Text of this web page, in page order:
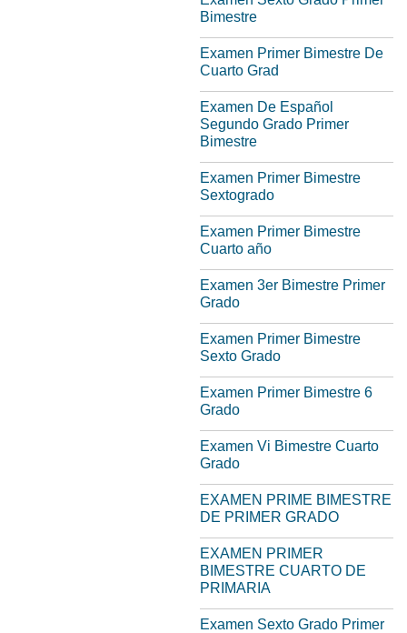
Bimestre
Examen Primer Bimestre De
Cuarto Grad
Examen De Español
Segundo Grado Primer
Bimestre
Examen Primer Bimestre
Sextogrado
Examen Primer Bimestre
Cuarto año
Examen 3er Bimestre Primer
Grado
Examen Primer Bimestre
Sexto Grado
Examen Primer Bimestre 6
Grado
Examen Vi Bimestre Cuarto
Grado
EXAMEN PRIME BIMESTRE
DE PRIMER GRADO
EXAMEN PRIMER
BIMESTRE CUARTO DE
PRIMARIA
Examen Sexto Grado Primer